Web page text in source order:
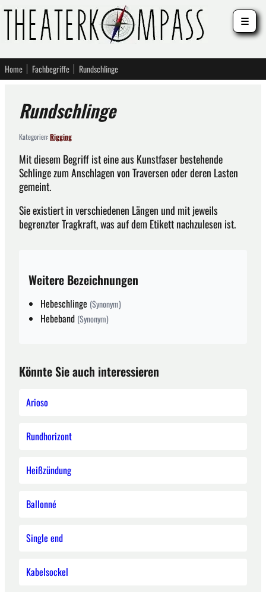
Home Fachbegriffe Rundschlinge
Rundschlinge
Kategorien:Rigging
Mit diesem Begriff ist eine aus Kunstfaser bestehende
Schlinge zum Anschlagen von Traversen oder deren Lasten
gemeint.
Sie existiert in verschiedenen Längen und mit jeweils
begrenzter Tragkraft, was auf dem Etikett nachzulesen ist.
Weitere Bezeichnungen
Hebeschlinge (Synonym)
Hebeband (Synonym)
Könnte Sie auch interessieren
Arioso
Rundhorizont
Heißzündung
Ballonné
Single end
Kabelsockel
☰